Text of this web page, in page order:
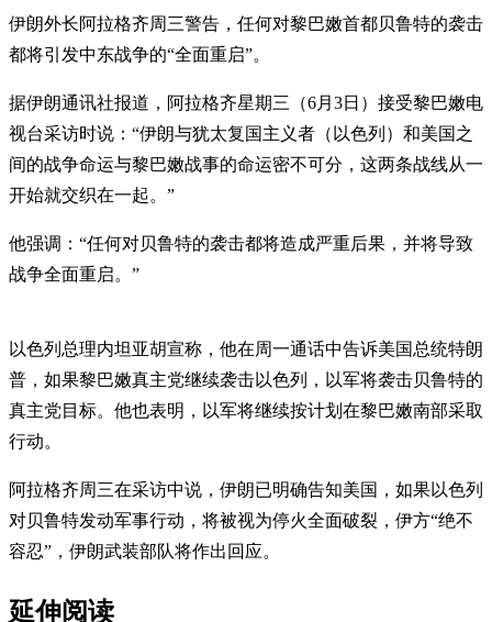
伊朗外长阿拉格齐周三警告，任何对黎巴嫩首都贝鲁特的袭击
都将引发中东战争的“全面重启”。
据伊朗通讯社报道，阿拉格齐星期三（6月3日）接受黎巴嫩电
视台采访时说：“伊朗与犹太复国主义者（以色列）和美国之
间的战争命运与黎巴嫩战事的命运密不可分，这两条战线从一
开始就交织在一起。”
他强调：“任何对贝鲁特的袭击都将造成严重后果，并将导致
战争全面重启。”
以色列总理内坦亚胡宣称，他在周一通话中告诉美国总统特朗
普，如果黎巴嫩真主党继续袭击以色列，以军将袭击贝鲁特的
真主党目标。他也表明，以军将继续按计划在黎巴嫩南部采取
行动。
阿拉格齐周三在采访中说，伊朗已明确告知美国，如果以色列
对贝鲁特发动军事行动，将被视为停火全面破裂，伊方“绝不
容忍”，伊朗武装部队将作出回应。
延伸阅读